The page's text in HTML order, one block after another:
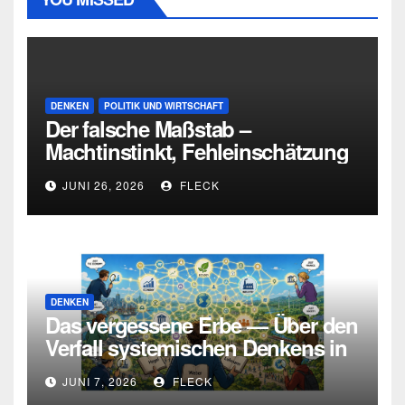
DENKEN POLITIK UND WIRTSCHAFT
Der falsche Maßstab –
Machtinstinkt, Fehleinschätzung
und die Grenzen intellektueller
Urteilskraft
JUNI 26, 2026 FLECK
DENKEN
Das vergessene Erbe — Über den
Verfall systemischen Denkens in
Deutschland
JUNI 7, 2026 FLECK